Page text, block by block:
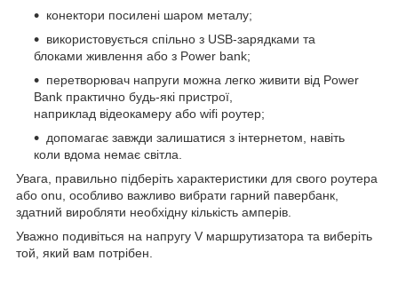
конектори посилені шаром металу;
використовується спільно з USB-зарядками та
блоками живлення або з Power bank;
перетворювач напруги можна легко живити від Power
Bank практично будь-які пристрої,
наприклад відеокамеру або wifi роутер;
допомагає завжди залишатися з інтернетом, навіть
коли вдома немає світла.
Увага, правильно підберіть характеристики для свого роутера
або onu, особливо важливо вибрати гарний павербанк,
здатний виробляти необхідну кількість амперів.
Уважно подивіться на напругу V маршрутизатора та виберіть
той, який вам потрібен.